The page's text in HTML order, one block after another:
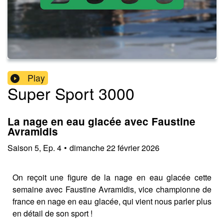
Play
Super Sport 3000
La nage en eau glacée avec Faustine
Avramidis
Saison 5, Ep. 4 • dimanche 22 février 2026
On reçoit une figure de la nage en eau glacée cette
semaine avec Faustine Avramidis, vice championne de
france en nage en eau glacée, qui vient nous parler plus
en détail de son sport !